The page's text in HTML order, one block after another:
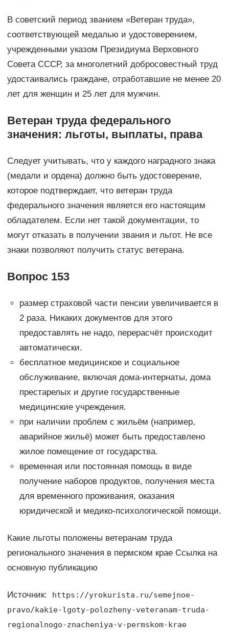
В советский период званием «Ветеран труда»,
соответствующей медалью и удостоверением,
учрежденными указом Президиума Верховного
Совета СССР, за многолетний добросовестный труд
удостаивались граждане, отработавшие не менее 20
лет для женщин и 25 лет для мужчин.
Ветеран труда федерального
значения: льготы, выплаты, права
Следует учитывать, что у каждого наградного знака
(медали и ордена) должно быть удостоверение,
которое подтверждает, что ветеран труда
федерального значения является его настоящим
обладателем. Если нет такой документации, то
могут отказать в получении звания и льгот. Не все
знаки позволяют получить статус ветерана.
Вопрос 153
размер страховой части пенсии увеличивается в
2 раза. Никаких документов для этого
предоставлять не надо, перерасчёт происходит
автоматически.
бесплатное медицинское и социальное
обслуживание, включая дома-интернаты, дома
престарелых и другие государственные
медицинские учреждения.
при наличии проблем с жильём (например,
аварийное жильё) может быть предоставлено
жилое помещение от государства.
временная или постоянная помощь в виде
получение наборов продуктов, получения места
для временного проживания, оказания
юридической и медико-психологической помощи.
Какие льготы положены ветеранам труда
регионального значения в пермском крае Ссылка на
основную публикацию
Источник:
https://yrokurista.ru/semejnoe-
pravo/kakie-lgoty-polozheny-veteranam-truda-
regionalnogo-znacheniya-v-permskom-krae